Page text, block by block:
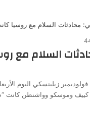
السلام مع
زيلينسكي اليوم
كييف وموسكو وواشنطن كانت